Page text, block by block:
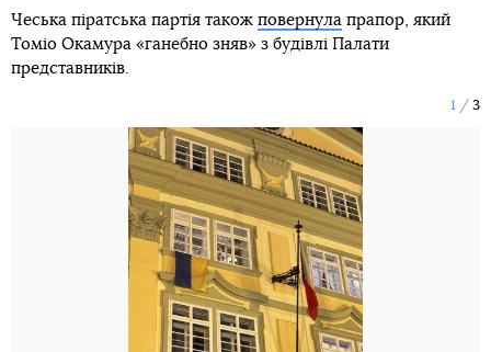
Чеська піратська партія також повернула прапор, який
Томіо Окамура «ганебно зняв» з будівлі Палати
представників.
1 3